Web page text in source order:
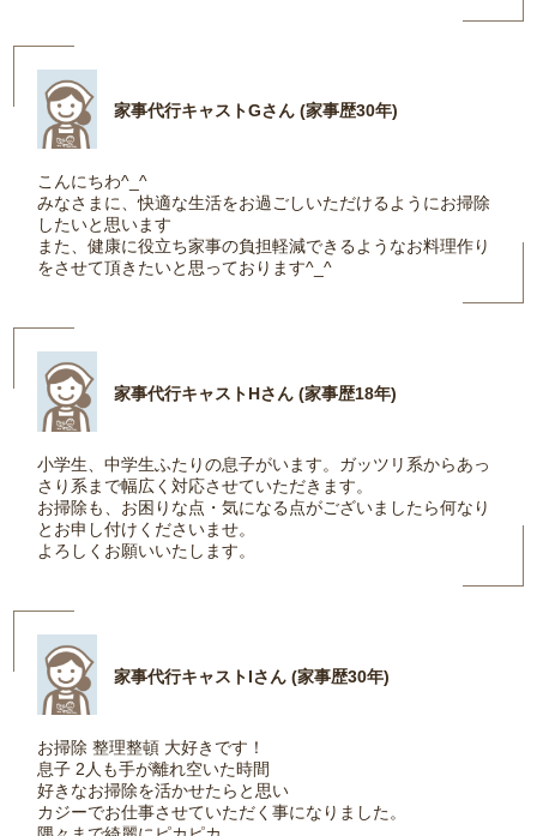
家事代行キャストGさん (家事歴30年)
こんにちわ^_^
みなさまに、快適な生活をお過ごしいただけるようにお掃除
したいと思います
また、健康に役立ち家事の負担軽減できるようなお料理作り
をさせて頂きたいと思っております^_^
家事代行キャストHさん (家事歴18年)
小学生、中学生ふたりの息子がいます。ガッツリ系からあっ
さり系まで幅広く対応させていただきます。
お掃除も、お困りな点・気になる点がございましたら何なり
とお申し付けくださいませ。
よろしくお願いいたします。
家事代行キャストIさん (家事歴30年)
お掃除 整理整頓 大好きです！
息子 2人も手が離れ空いた時間
好きなお掃除を活かせたらと思い
カジーでお仕事させていただく事になりました。